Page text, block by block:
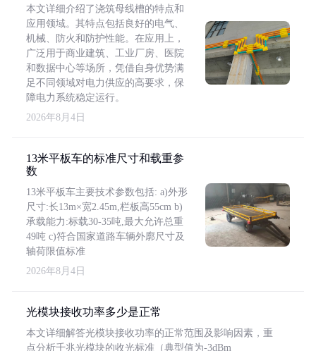
本文详细介绍了浇筑母线槽的特点和
应用领域。其特点包括良好的电气、
机械、防火和防护性能。在应用上，
广泛用于商业建筑、工业厂房、医院
和数据中心等场所，凭借自身优势满
足不同领域对电力供应的高要求，保
障电力系统稳定运行。
2026年8月4日
13米平板车的标准尺寸和载重参
数
13米平板车主要技术参数包括: a)外形
尺寸:长13m×宽2.45m,栏板高55cm b)
承载能力:标载30-35吨,最大允许总重
49吨 c)符合国家道路车辆外廓尺寸及
轴荷限值标准
2026年8月4日
光模块接收功率多少是正常
本文详细解答光模块接收功率的正常范围及影响因素，重
点分析千兆光模块的收光标准（典型值为-3dBm